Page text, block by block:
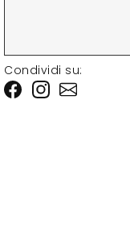
Condividi su: